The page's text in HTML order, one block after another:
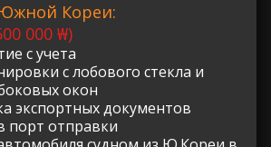
Кореи:
000 ₩)
с учета
с лобового стекла и
окон
экспортных документов
порт отправки